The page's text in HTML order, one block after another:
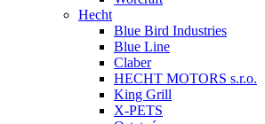
Hecht
Blue Bird Industries
Blue Line
Claber
HECHT MOTORS s.r.o.
King Grill
X-PETS